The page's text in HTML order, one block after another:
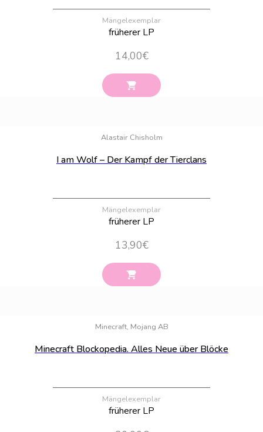
Mängelexemplar
früherer LP
14,00€
Alastair Chisholm
I am Wolf – Der Kampf der Tierclans
Mängelexemplar
früherer LP
13,90€
Minecraft, Mojang AB
Minecraft Blockopedia. Alles Neue über Blöcke
Mängelexemplar
früherer LP